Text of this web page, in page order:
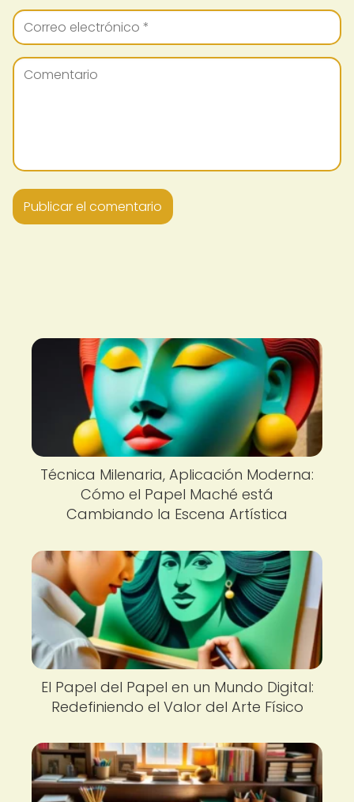
Técnica Milenaria, Aplicación Moderna:
Cómo el Papel Maché está
Cambiando la Escena Artística
El Papel del Papel en un Mundo Digital:
Redefiniendo el Valor del Arte Físico